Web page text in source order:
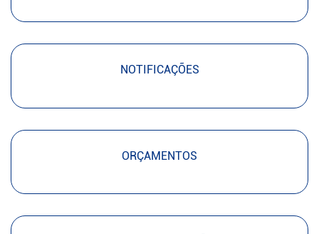
NOTIFICAÇÕES
ORÇAMENTOS